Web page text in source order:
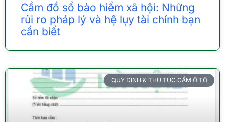
Cầm đồ sổ bảo hiểm xã hội: Những
rủi ro pháp lý và hệ lụy tài chính bạn
cần biết
QUY ĐỊNH & THỦ TỤC CẦM Ô TÔ